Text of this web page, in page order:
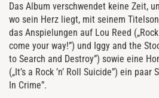
Das Album verschwendet keine Zeit,
wo sein Herz liegt, mit seinem
das Anspielungen auf Lou Reed
come your way!”) und Iggy and the
to Search and Destroy”) sowie eine
(„It’s a Rock ’n’ Roll Suicide”) ein
In Crime”.